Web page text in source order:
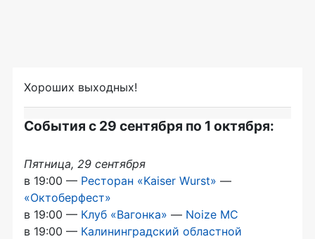
Хороших выходных!
События с 29 сентября по 1 октября:
Пятница, 29 сентября
в 19:00 — Ресторан «Kaiser Wurst» —
«Октоберфест»
в 19:00 — Клуб «Вагонка» — Noize MC
в 19:00 — Калининградский областной